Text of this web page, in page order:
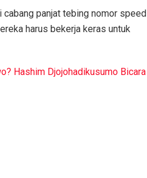
panjat tebing nomor speed
harus bekerja keras untuk
Hashim Djojohadikusumo Bicara